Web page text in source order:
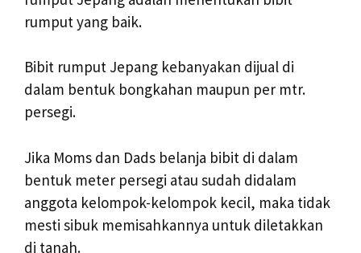
rumput yang baik.
Bibit rumput Jepang kebanyakan dijual di
dalam bentuk bongkahan maupun per mtr.
persegi.
Jika Moms dan Dads belanja bibit di dalam
bentuk meter persegi atau sudah didalam
anggota kelompok-kelompok kecil, maka tidak
mesti sibuk memisahkannya untuk diletakkan
di tanah.